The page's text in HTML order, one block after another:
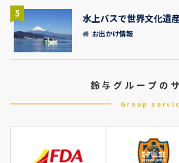
5 水上バスで世界文化遺
お出かけ情報
鈴与グループの
Group